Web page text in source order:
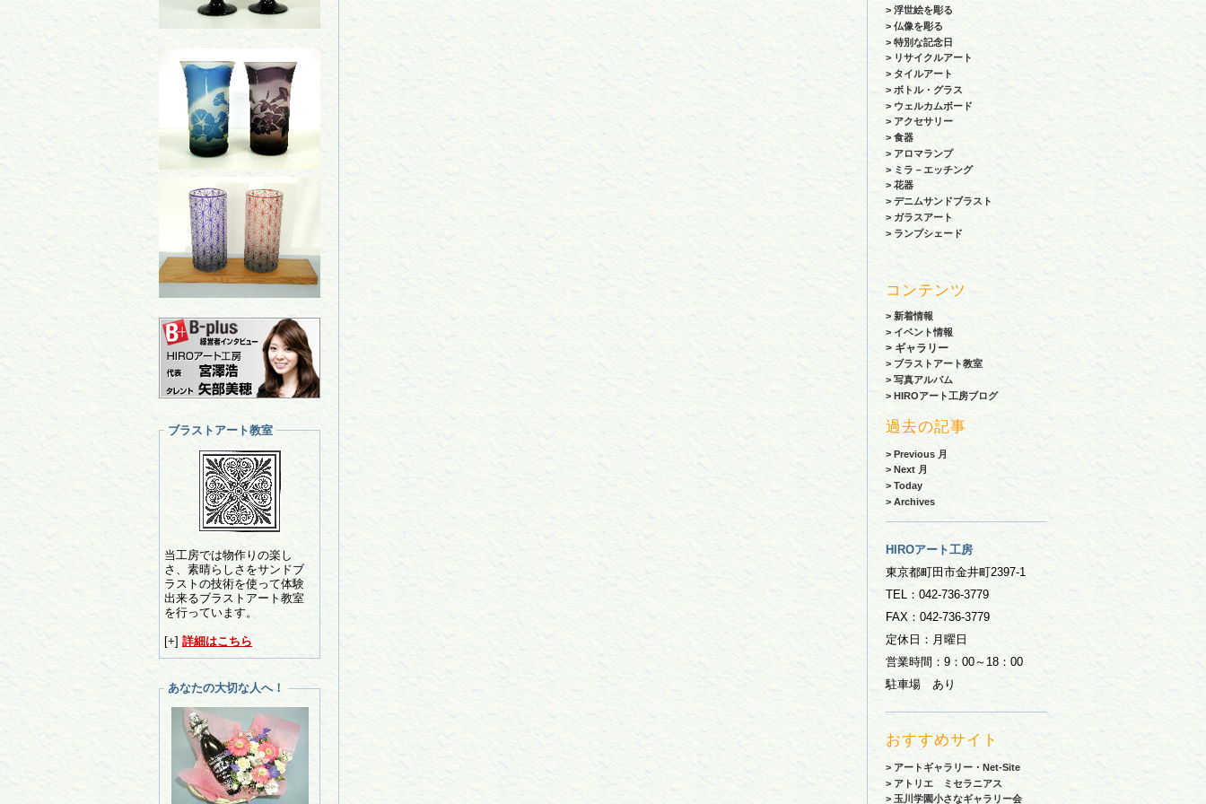
ブラストアート教室
当工房では物作りの楽し
さ、素晴らしさをサンドブ
ラストの技術を使って体験
出来るブラストアート教室
を行っています。
[+] 詳細はこちら
あなたの大切な人へ！
> 浮世絵を彫る
> 仏像を彫る
> 特別な記念日
> リサイクルアート
> タイルアート
> ボトル・グラス
> ウェルカムボード
> アクセサリー
> 食器
> アロマランプ
> ミラ－エッチング
> 花器
> デニムサンドブラスト
> ガラスアート
> ランプシェード
コンテンツ
> 新着情報
> イベント情報
> ギャラリー
> ブラストアート教室
> 写真アルバム
> HIROアート工房ブログ
過去の記事
> Previous 月
> Next 月
> Today
> Archives
HIROアート工房
東京都町田市金井町2397-1
TEL：042-736-3779
FAX：042-736-3779
定休日：月曜日
営業時間：9：00～18：00
駐車場 あり
おすすめサイト
> アートギャラリー・Net-Site
> アトリエ ミセラニアス
> 玉川学園小さなギャラリー会